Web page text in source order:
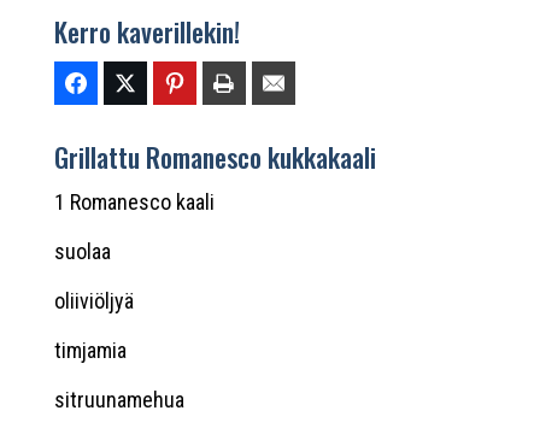
Kerro kaverillekin!
Grillattu Romanesco kukkakaali
1 Romanesco kaali
suolaa
oliiviöljyä
timjamia
sitruunamehua